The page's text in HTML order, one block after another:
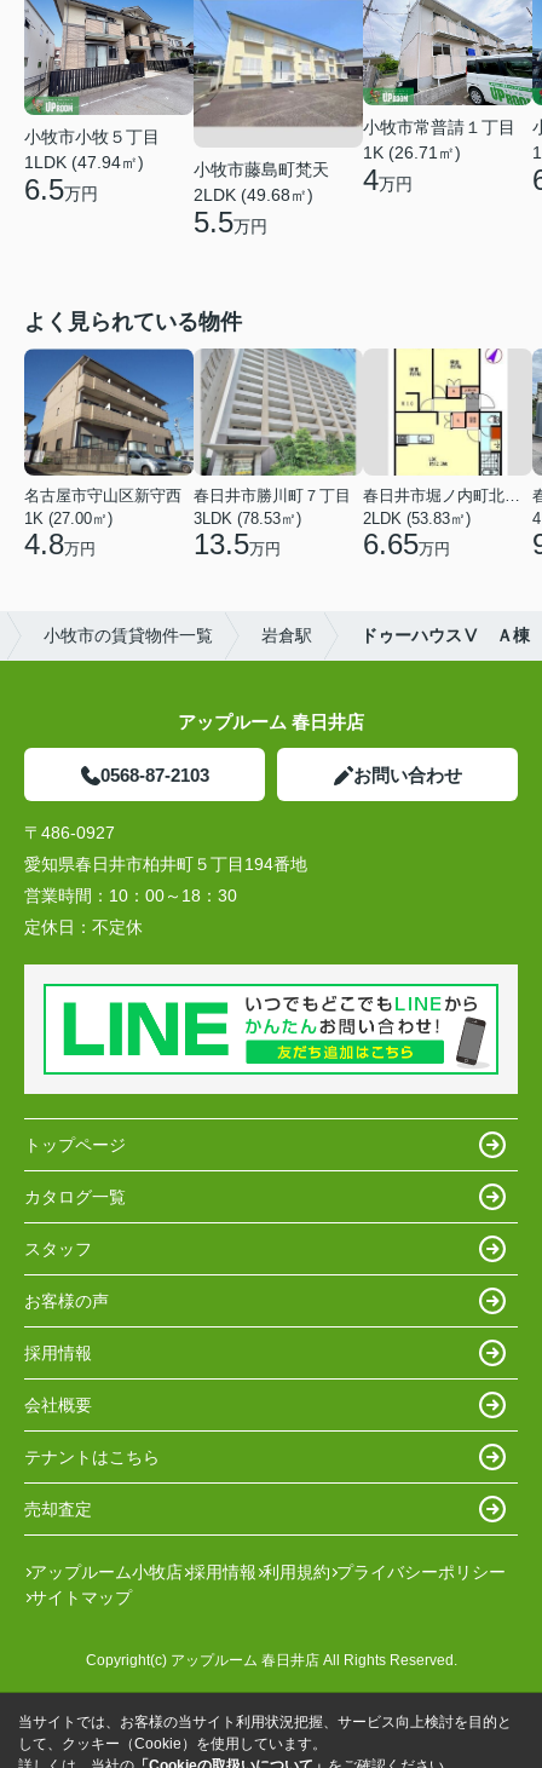
小牧市小牧５丁目
1LDK (47.94㎡)
6.5万円
小牧市藤島町梵天
2LDK (49.68㎡)
5.5万円
小牧市常普請１丁目
1K (26.71㎡)
4万円
よく見られている物件
名古屋市守山区新守西
1K (27.00㎡)
4.8万円
春日井市勝川町７丁目
3LDK (78.53㎡)
13.5万円
春日井市堀ノ内町北１丁目
2LDK (53.83㎡)
6.65万円
小牧市の賃貸物件一覧 岩倉駅 ドゥーハウスⅤ Ａ棟
アップルーム 春日井店
0568-87-2103 お問い合わせ
〒486-0927
愛知県春日井市柏井町５丁目194番地
営業時間： 10：00～18：30
定休日： 不定休
トップページ
カタログ一覧
スタッフ
お客様の声
採用情報
会社概要
テナントはこちら
売却査定
アップルーム小牧店 採用情報 利用規約 プライバシーポリシー
サイトマップ
Copyright(c) アップルーム 春日井店 All Rights Reserved.
当サイトでは、お客様の当サイト利用状況把握、サービス向上検討を目的と
して、クッキー（Cookie）を使用しています。